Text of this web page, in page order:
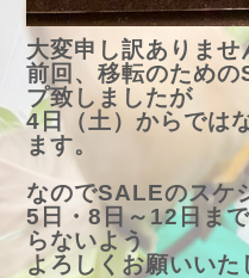
大変申し訳ありませ
前回、移転のため
プ致しましたが
4日（土）からでは
ます。
なのでSALEのスケ
5日・8日～12日ま
らないよう
よろしくお願いいた